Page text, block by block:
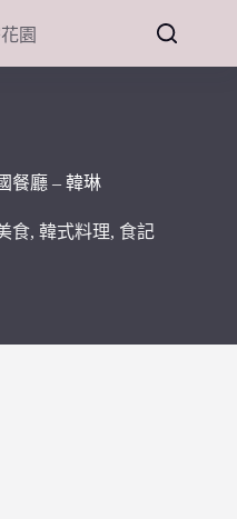
園
餐廳 – 韓琳
食,韓式料理, 食記